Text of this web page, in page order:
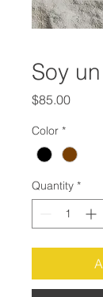
Soy
$85.00Price
Color *
Quantity *